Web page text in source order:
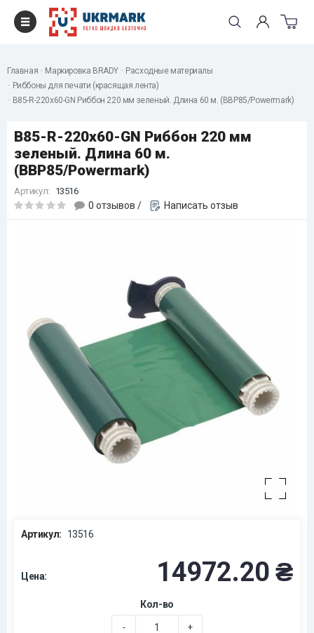
Главная Маркировка BRADY
Расходные материалы
Риббоны для печати (красящая лента)
B85-R-220x60-GN Риббон 220 мм зеленый. Длина 60 м. (BBP85/Powermark)
B85-R-220x60-GN Риббон 220 мм
зеленый. Длина 60 м.
(BBP85/Powermark)
Артикул: 13516
0 отзывов / Написать отзыв
Артикул: 13516
Цена: 14972.20 ₴
Кол-во
- +